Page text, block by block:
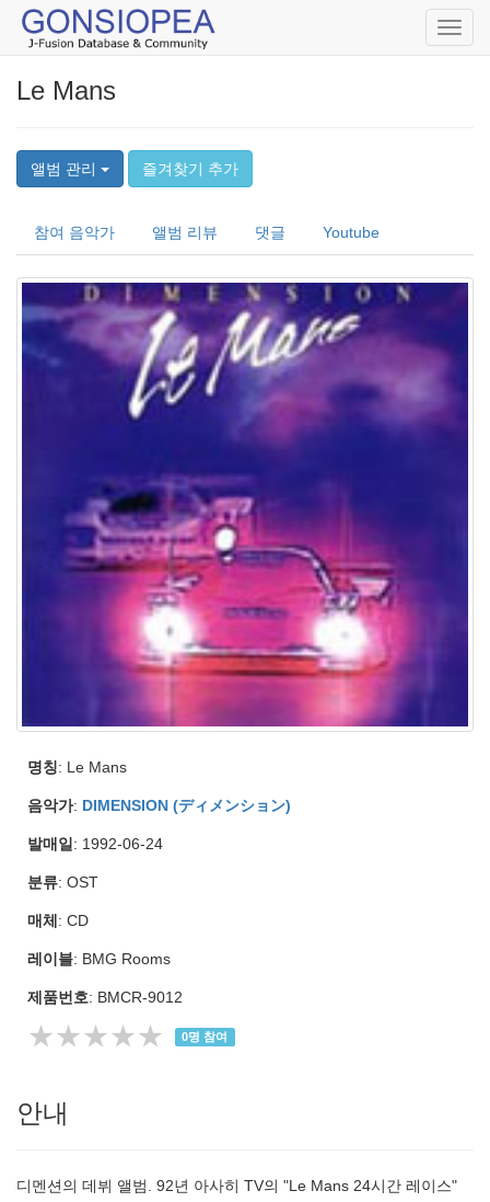
Le Mans
앨범 관리 즐겨찾기 추가
참여 음악가 앨범 리뷰 댓글 Youtube
명칭: Le Mans
음악가: DIMENSION (ディメンション)
발매일: 1992-06-24
분류: OST
매체 : CD
레이블: BMG Rooms
제품번호: BMCR-9012
★★★★★ 0명 참여
안내
디멘션의 데뷔 앨범. 92년 아사히 TV의 "Le Mans 24시간 레이스"